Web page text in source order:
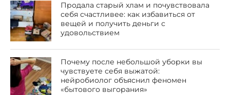
Продала старый хлам и почувствовала
себя счастливее: как избавиться от
вещей и получить деньги с
удовольствием
Почему после небольшой уборки вы
чувствуете себя выжатой:
нейробиолог объяснил феномен
«бытового выгорания»